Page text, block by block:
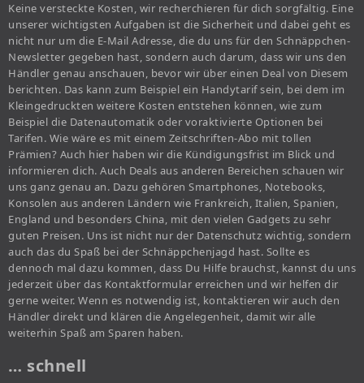
Keine versteckte Kosten, wir recherchieren für dich sorgfältig. Eine
unserer wichtigsten Aufgaben ist die Sicherheit und dabei geht es
nicht nur um die E-Mail Adresse, die du uns für den Schnäppchen-
Newsletter gegeben hast, sondern auch darum, dass wir uns den
Händler genau anschauen, bevor wir über einen Deal von Diesem
berichten. Das kann zum Beispiel ein Handytarif sein, bei dem im
Kleingedruckten weitere Kosten entstehen können, wie zum
Beispiel die Datenautomatik oder voraktivierte Optionen bei
Tarifen. Wie wäre es mit einem Zeitschriften-Abo mit tollen
Prämien? Auch hier haben wir die Kündigungsfrist im Blick und
informieren dich. Auch Deals aus anderen Bereichen schauen wir
uns ganz genau an. Dazu gehören Smartphones, Notebooks,
Konsolen aus anderen Ländern wie Frankreich, Italien, Spanien,
England und besonders China, mit den vielen Gadgets zu sehr
guten Preisen. Uns ist nicht nur der Datenschutz wichtig, sondern
auch das du Spaß bei der Schnäppchenjagd hast. Sollte es
dennoch mal dazu kommen, dass Du Hilfe brauchst, kannst du uns
jederzeit über das Kontaktformular erreichen und wir helfen dir
gerne weiter. Wenn es notwendig ist, kontaktieren wir auch den
Händler direkt und klären die Angelegenheit, damit wir alle
weiterhin Spaß am Sparen haben.
… schnell